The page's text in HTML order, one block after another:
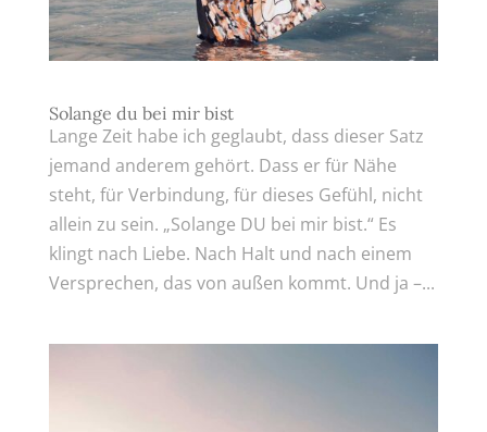
Solange du bei mir bist
Lange Zeit habe ich geglaubt, dass dieser Satz
jemand anderem gehört. Dass er für Nähe
steht, für Verbindung, für dieses Gefühl, nicht
allein zu sein. „Solange DU bei mir bist.“ Es
klingt nach Liebe. Nach Halt und nach einem
Versprechen, das von außen kommt. Und ja –...